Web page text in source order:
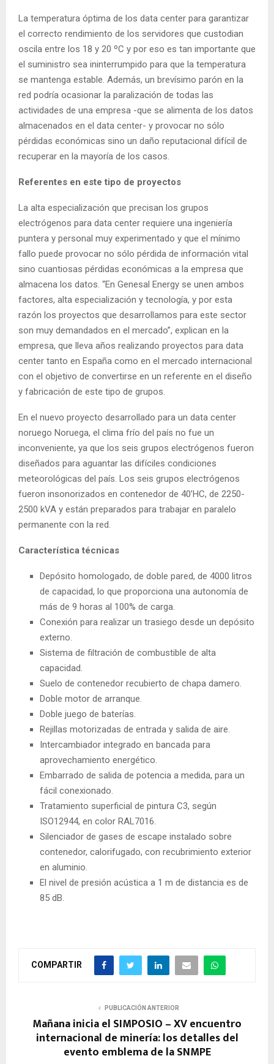
La temperatura óptima de los data center para garantizar
el correcto rendimiento de los servidores que custodian
oscila entre los 18 y 20 ºC y por eso es tan importante que
el suministro sea ininterrumpido para que la temperatura
se mantenga estable. Además, un brevísimo parón en la
red podría ocasionar la paralización de todas las
actividades de una empresa -que se alimenta de los datos
almacenados en el data center- y provocar no sólo
pérdidas económicas sino un daño reputacional difícil de
recuperar en la mayoría de los casos.
Referentes en este tipo de proyectos
La alta especialización que precisan los grupos
electrógenos para data center requiere una ingeniería
puntera y personal muy experimentado y que el mínimo
fallo puede provocar no sólo pérdida de información vital
sino cuantiosas pérdidas económicas a la empresa que
almacena los datos. “En Genesal Energy se unen ambos
factores, alta especialización y tecnología, y por esta
razón los proyectos que desarrollamos para este sector
son muy demandados en el mercado”, explican en la
empresa, que lleva años realizando proyectos para data
center tanto en España como en el mercado internacional
con el objetivo de convertirse en un referente en el diseño
y fabricación de este tipo de grupos.
En el nuevo proyecto desarrollado para un data center
noruego Noruega, el clima frío del país no fue un
inconveniente, ya que los seis grupos electrógenos fueron
diseñados para aguantar las difíciles condiciones
meteorológicas del país. Los seis grupos electrógenos
fueron insonorizados en contenedor de 40’HC, de 2250-
2500 kVA y están preparados para trabajar en paralelo
permanente con la red.
Característica técnicas
Depósito homologado, de doble pared, de 4000 litros
de capacidad, lo que proporciona una autonomía de
más de 9 horas al 100% de carga.
Conexión para realizar un trasiego desde un depósito
externo.
Sistema de filtración de combustible de alta
capacidad.
Suelo de contenedor recubierto de chapa damero.
Doble motor de arranque.
Doble juego de baterías.
Rejillas motorizadas de entrada y salida de aire.
Intercambiador integrado en bancada para
aprovechamiento energético.
Embarrado de salida de potencia a medida, para un
fácil conexionado.
Tratamiento superficial de pintura C3, según
ISO12944, en color RAL7016.
Silenciador de gases de escape instalado sobre
contenedor, calorifugado, con recubrimiento exterior
en aluminio.
El nivel de presión acústica a 1 m de distancia es de
85 dB.
COMPARTIR
PUBLICACIÓN ANTERIOR
Mañana inicia el SIMPOSIO – XV encuentro
internacional de minería: los detalles del
evento emblema de la SNMPE